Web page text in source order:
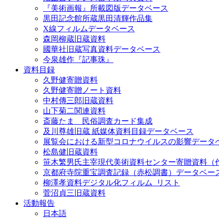
『美術画報』所載図版データベース
黒田記念館所蔵黒田清輝作品集
X線フィルムデータベース
森岡柳蔵旧蔵資料
國華社旧蔵写真資料データベース
今泉雄作『記事珠』
資料目録
久野健寄贈資料
久野健寄贈ノート資料
中村傳三郎旧蔵資料
山下菊二関連資料
斎藤たま 民俗調査カード集成
及川尊雄旧蔵 紙媒体資料目録データベース
展覧会における新型コロナウイルスの影響データ
松島健旧蔵資料
笹木繁男氏主宰現代美術資料センター寄贈資料（
京都府寺院重宝調査記録（赤松調書）データベー
柳澤孝資料デジタル化フィルム_リスト
菅沼貞三旧蔵資料
活動報告
日本語